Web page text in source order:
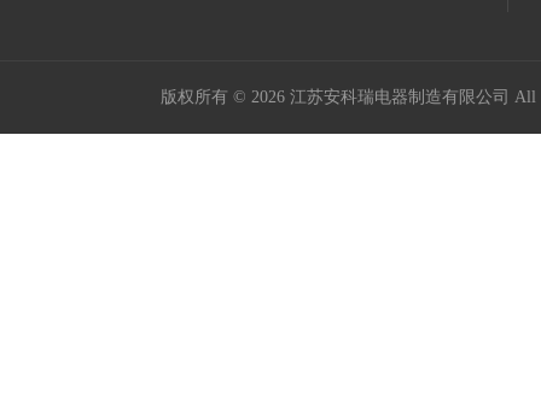
版权所有 © 2026 江苏安科瑞电器制造有限公司